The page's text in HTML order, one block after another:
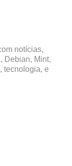
notícias,
Debian, Mint,
tecnologia, e